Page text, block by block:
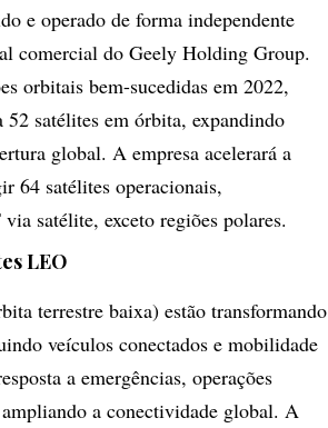
e operado de forma independente
comercial do Geely Holding Group.
orbitais bem-sucedidas em 2022,
satélites em órbita, expandindo
global. A empresa acelerará a
64 satélites operacionais,
satélite, exceto regiões polares.
LEO
terrestre baixa) estão transformando
veículos conectados e mobilidade
a emergências, operações
a conectividade global. A